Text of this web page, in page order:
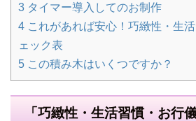
3 タイマー導入してのお制作
4 これがあれば安心！巧緻性・生
ェック表
5 この積み木はいくつですか？
「巧緻性・生活習慣・お行